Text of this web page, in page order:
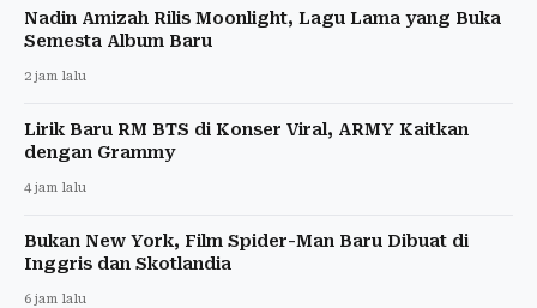
Nadin Amizah Rilis Moonlight, Lagu Lama yang Buka
Semesta Album Baru
2 jam lalu
Lirik Baru RM BTS di Konser Viral, ARMY Kaitkan
dengan Grammy
4 jam lalu
Bukan New York, Film Spider-Man Baru Dibuat di
Inggris dan Skotlandia
6 jam lalu